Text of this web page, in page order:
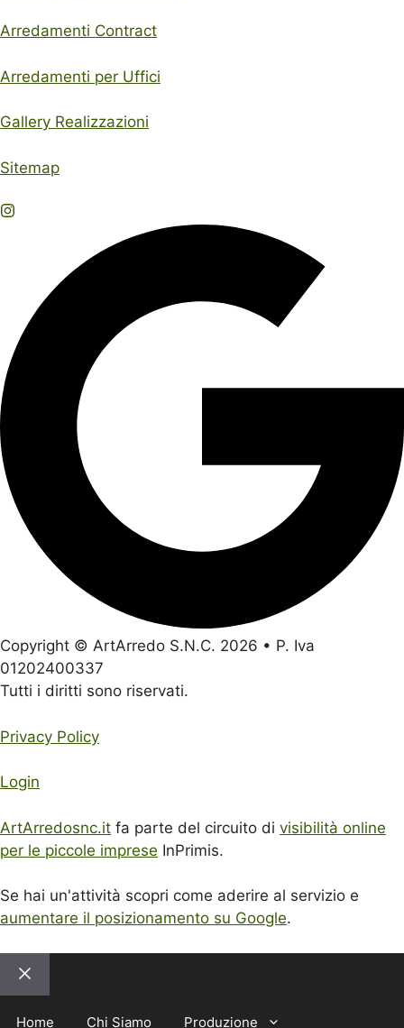
Arredamenti Contract
Arredamenti per Uffici
Gallery Realizzazioni
Sitemap
Copyright © ArtArredo S.N.C. 2026 • P. Iva
01202400337
Tutti i diritti sono riservati.
Privacy Policy
Login
ArtArredosnc.it fa parte del circuito di visibilità online
per le piccole imprese InPrimis.
Se hai un'attività scopri come aderire al servizio e
aumentare il posizionamento su Google.
Chiudi
Home Chi Siamo Produzione